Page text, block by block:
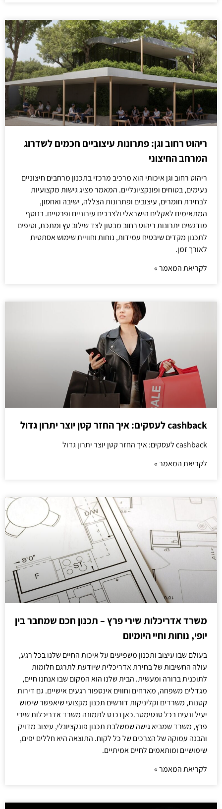
ריהוט רחוב וגן: פתרונות עיצוביים חכמים לשדרוג
המרחב החיצוני
ריהוט רחוב וגן איכותי הוא מרכיב מרכזי בתכנון מרחבים חיצוניים
נעימים, בטוחים ופונקציונליים. המאמר מציג גישות מקצועיות
לבחירת חומרים, עיצובים ופתרונות הצללה, ישיבה ואחסון,
המתאימים לאקלים הישראלי ולצרכים עירוניים ופרטיים. בנוסף
מודגשים יתרונות ריהוט רחוב מבטון לצד שילוב עץ ומתכת, וטיפים
לתכנון מקדים שיבטיח עמידות, נוחות וחוויית שימוש אסתטית
לאורך זמן.
לקריאת המאמר »
cashback לעסקים: איך החזר קטן יוצר יתרון גדול
cashback לעסקים: איך החזר קטן יוצר יתרון גדול
לקריאת המאמר »
משרד אדריכלות שירי פרץ – תכנון חכם שמחבר בין
יופי, נוחות וחיי היומיום
בעולם שבו עיצוב ותכנון משפיעים על איכות החיים שלנו בכל רגע,
עולה החשיבות של בחירת אדריכלית שיודעת לתרגם חלומות
לתוכנית ברורה ומעשית. הבית שלנו הוא המקום שבו אנחנו חיים,
מגדלים משפחה, מארחים וחווים אינספור רגעים אישיים. גם דירות
קטנות, משרדים וקליניקות דורשים תכנון מקצועי שיאפשר שימוש
יעיל ונעים בכל סנטימטר.כאן נכנס לתמונה משרד אדריכלות שירי
פרץ, משרד שמביא גישה שמשלבת תכנון פונקציונלי, עיצוב מדויק
והבנה עמוקה של הצרכים של כל לקוח. התוצאה היא חללים יפים,
שימושיים ומותאמים לחיים אמיתיים.
לקריאת המאמר »